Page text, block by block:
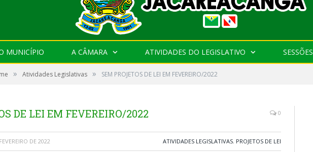
MUNICÍPIO A CÂMARA ATIVIDADES DO LEGISLATIVO SESSÕES
» Atividades Legislativas » SEM PROJETOS DE LEI EM FEVEREIRO/2022
DE LEI EM FEVEREIRO/2022 0
DE 2022 ATIVIDADES LEGISLATIVAS, PROJETOS DE LEI